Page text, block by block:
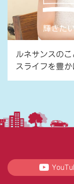
ルネサンスの
スライフを豊か